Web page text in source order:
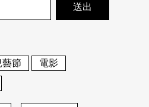
English
登入/註冊
藝節
電影